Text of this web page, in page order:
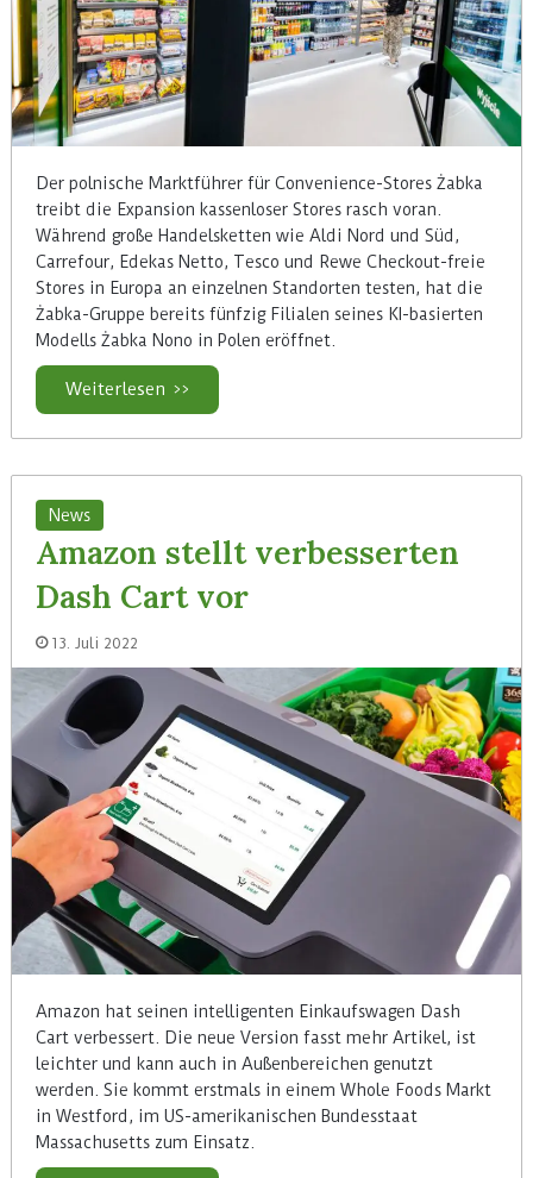
Der polnische Marktführer für Convenience-Stores Żabka
treibt die Expansion kassenloser Stores rasch voran.
Während große Handelsketten wie Aldi Nord und Süd,
Carrefour, Edekas Netto, Tesco und Rewe Checkout-freie
Stores in Europa an einzelnen Standorten testen, hat die
Żabka-Gruppe bereits fünfzig Filialen seines KI-basierten
Modells Żabka Nono in Polen eröffnet.
Weiterlesen >>
News
Amazon stellt verbesserten
Dash Cart vor
13. Juli 2022
Amazon hat seinen intelligenten Einkaufswagen Dash
Cart verbessert. Die neue Version fasst mehr Artikel, ist
leichter und kann auch in Außenbereichen genutzt
werden. Sie kommt erstmals in einem Whole Foods Markt
in Westford, im US-amerikanischen Bundesstaat
Massachusetts zum Einsatz.